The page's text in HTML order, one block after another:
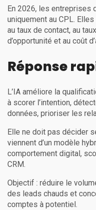
En 2026, les entreprises
uniquement au CPL.
au taux de contact, au
d’opportunité et au coût
Réponse
L’IA améliore la
à scorer l’intention,
données, prioriser les
Elle ne doit pas décider
viennent d’un modèle
comportement digital,
CRM.
Objectif : réduire le
des leads chauds et
comptes à potentiel.